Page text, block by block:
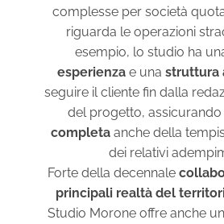
complesse per società
riguarda le operazioni
esempio, lo studio ha
esperienzae una struttura
seguire il cliente fin dalla
del progetto, assicurando
completa anche della
dei relativi
Forte della decennale
principali realtà del
Studio Morone offre anche